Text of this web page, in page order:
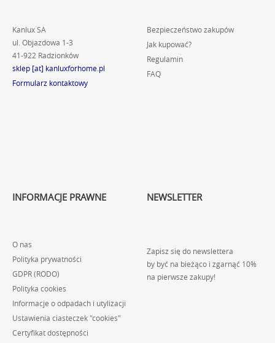
Kanlux SA
ul. Objazdowa 1-3
41-922 Radzionków
sklep [at] kanluxforhome.pl
Formularz kontaktowy
Bezpieczeństwo zakupów
Jak kupować?
Regulamin
FAQ
INFORMACJE PRAWNE
O nas
Polityka prywatności
GDPR (RODO)
Polityka cookies
Informacje o odpadach i utylizacji
Ustawienia ciasteczek "cookies"
Certyfikat dostępności
NEWSLETTER
Zapisz się do newslettera
by być na bieżąco i zgarnąć 10%
na pierwsze zakupy!